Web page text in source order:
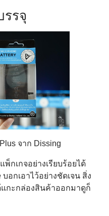
รรจุ
จาก Dissing
พ็กเกจอย่างเรียบร้อยได้
อกเอาไว้อย่างชัดเจน สิ่ง
กะกล่องสินค้าออกมาดูก็